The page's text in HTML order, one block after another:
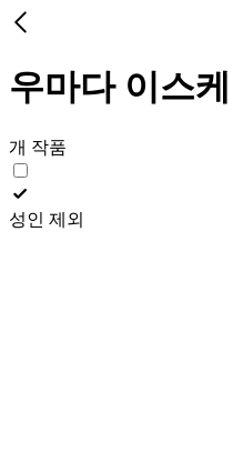
우마다 이스케
개 작품
성인 제외